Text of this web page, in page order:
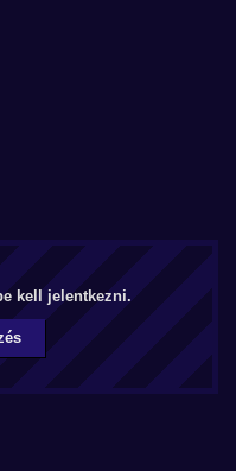
kell jelentkezni.